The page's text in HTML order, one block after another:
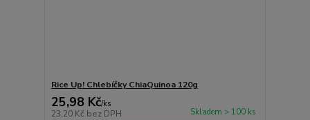
Rice Up! Chlebíčky ChiaQuinoa 120g
25,98 Kč/ks
23,20 Kč bez DPH Skladem > 100 ks